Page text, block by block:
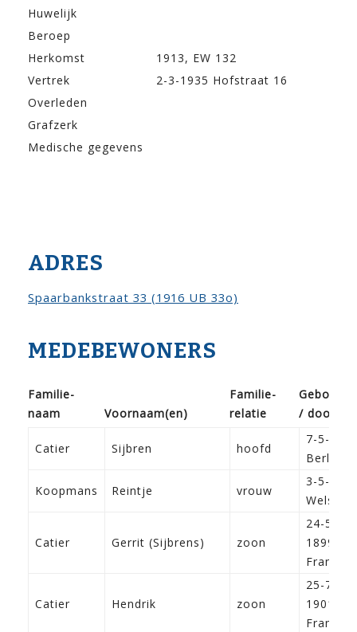
Huwelijk
Beroep
Herkomst
1913, EW 132
Vertrek
2-3-1935 Hofstraat 16
Overleden
Grafzerk
Medische gegevens
ADRES
Spaarbankstraat 33 (1916 UB 33o)
MEDEBEWONERS
Familie­
naam
Voor­naam(en)
Familie­
relatie
Geboorte
/ doop
Catier Sijbren hoofd
7-5-
Berlikum
Koopmans Reintje vrouw
3-5-
Welsrijp
Catier Gerrit (Sijbrens) zoon
24-5-
1899
Franeker
Catier Hendrik zoon
25-7-
1901
Franeker